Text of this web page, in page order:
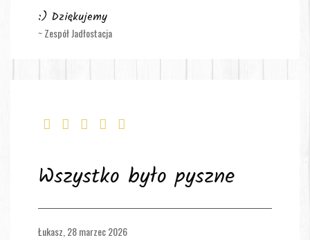
:) Dziękujemy
~ Zespół Jadłostacja
Wszystko było pyszne
Łukasz,28 marzec 2026